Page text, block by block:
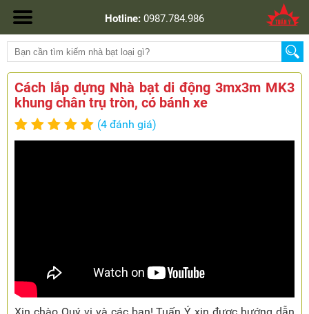
Hotline: 0987.784.986
Cách lắp dựng Nhà bạt di động 3mx3m MK3
khung chân trụ tròn, có bánh xe
(4 đánh giá)